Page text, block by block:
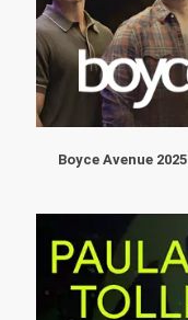
Boyce Avenue 2025